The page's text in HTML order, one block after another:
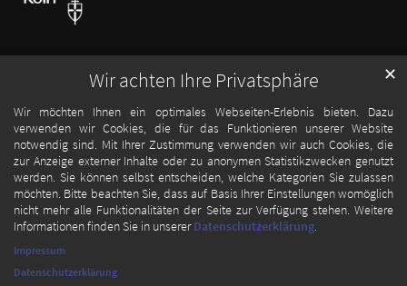
Wir achten Ihre Privatsphäre
Wir möchten Ihnen ein optimales Webseiten-Erlebnis bieten. Dazu
verwenden wir Cookies, die für das Funktionieren unserer Website
notwendig sind. Mit Ihrer Zustimmung verwenden wir auch Cookies, die
zur Anzeige externer Inhalte oder zu anonymen Statistikzwecken genutzt
werden. Sie können selbst entscheiden, welche Kategorien Sie zulassen
möchten. Bitte beachten Sie, dass auf Basis Ihrer Einstellungen womöglich
nicht mehr alle Funktionalitäten der Seite zur Verfügung stehen. Weitere
Informationen finden Sie in unsererDatenschutzerklärung.
✕
Impressum
Datenschutzerklärung